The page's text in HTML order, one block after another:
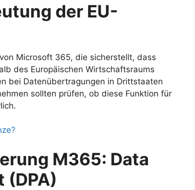
der EU-
Microsoft 365, die sicherstellt, dass
des Europäischen Wirtschaftsraums
bei Datenübertragungen in Drittstaaten
sollten prüfen, ob diese Funktion für
M365: Data
(DPA)